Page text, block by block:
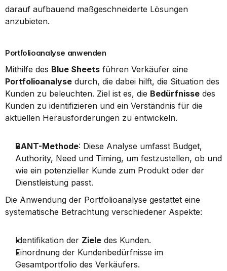
darauf aufbauend maßgeschneiderte Lösungen
anzubieten.
Portfolioanalyse anwenden
Mithilfe des Blue Sheets
Portfolioanalyse durch, die dabei hilft, die Situation des
Kunden zu beleuchten. Ziel ist es, die Bedürfnisse des
Kunden zu identifizieren und ein Verständnis für die
aktuellen Herausforderungen zu entwickeln.
BANT-Methode: Diese Analyse umfasst Budget,
Authority, Need und Timing, um festzustellen, ob und
wie ein potenzieller Kunde zum Produkt oder der
Dienstleistung passt.
Die Anwendung der Portfolioanalyse gestattet eine
systematische Betrachtung verschiedener Aspekte:
Identifikation der Ziele des Kunden.
Einordnung der Kundenbedürfnisse im
Gesamtportfolio des Verkäufers.